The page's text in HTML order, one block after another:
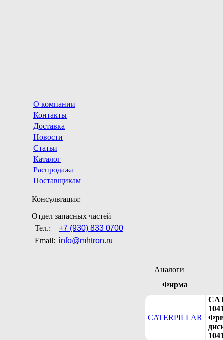
О компании
Контакты
Доставка
Новости
Статьи
Каталог
Распродажа
Поставщикам
Консультация:
Отдел запасных частей
Тел.:
+7 (930) 833 0700
Email: info@mhtron.ru
Аналоги
Фирма
CATERPILLAR